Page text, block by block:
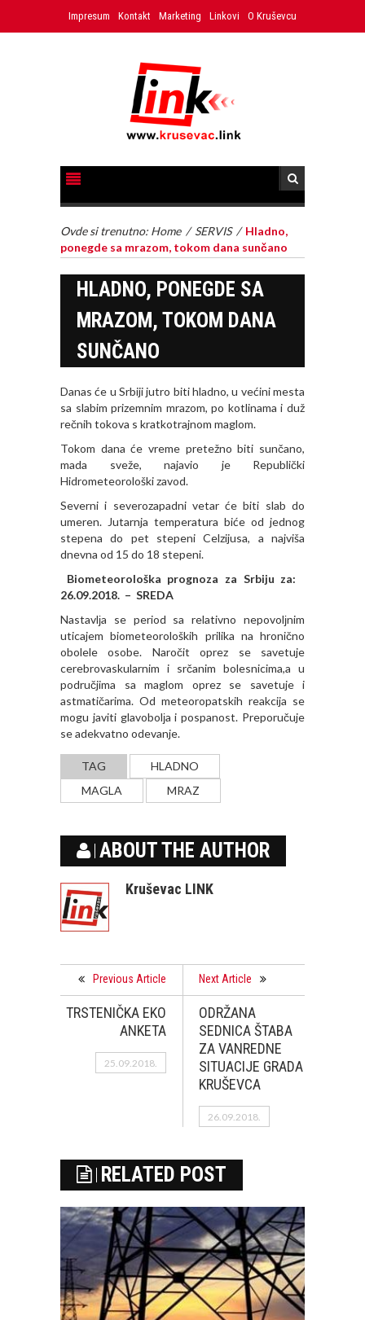
Impresum Kontakt Marketing Linkovi O Kruševcu
Ovde si trenutno: Home / SERVIS / Hladno,
ponegde sa mrazom, tokom dana sunčano
HLADNO, PONEGDE SA
MRAZOM, TOKOM DANA
SUNČANO
Danas će u Srbiji jutro biti hladno, u većini mesta
sa slabim prizemnim mrazom, po kotlinama i duž
rečnih tokova s kratkotrajnom maglom.
Tokom dana će vreme pretežno biti sunčano,
mada sveže, najavio je Republički
Hidrometeorološki zavod.
Severni i severozapadni vetar će biti slab do
umeren. Jutarnja temperatura biće od jednog
stepena do pet stepeni Celzijusa, a najviša
dnevna od 15 do 18 stepeni.
Biometeorološka prognoza za Srbiju za:
26.09.2018. – SREDA
Nastavlјa se period sa relativno nepovolјnim
uticajem biometeoroloških prilika na hronično
obolele osobe. Naročit oprez se savetuje
cerebrovaskularnim i srčanim bolesnicima,a u
područjima sa maglom oprez se savetuje i
astmatičarima. Od meteoropatskih reakcija se
mogu javiti glavobolјa i pospanost. Preporučuje
se adekvatno odevanje.
TAG
HLADNO
MAGLA
MRAZ
ABOUT THE AUTHOR
Kruševac LINK
Previous Article
TRSTENIČKA EKO
ANKETA
25.09.2018.
Next Article
ODRŽANA
SEDNICA ŠTABA
ZA VANREDNE
SITUACIJE GRADA
KRUŠEVCA
26.09.2018.
RELATED POST